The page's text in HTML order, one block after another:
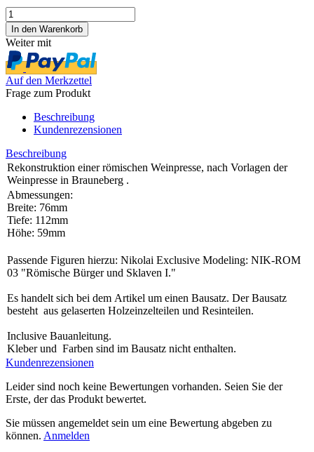
Weiter mit
Auf den Merkzettel
Frage zum Produkt
Beschreibung
Kundenrezensionen
Beschreibung
Rekonstruktion einer römischen Weinpresse, nach Vorlagen der
Weinpresse in Brauneberg .
Abmessungen:
Breite: 76mm
Tiefe: 112mm
Höhe: 59mm
Passende Figuren hierzu: Nikolai Exclusive Modeling: NIK-ROM
03 "Römische Bürger und Sklaven I."
Es handelt sich bei dem Artikel um einen Bausatz. Der Bausatz
besteht aus gelaserten Holzeinzelteilen und Resinteilen.
Inclusive Bauanleitung.
Kleber und Farben sind im Bausatz nicht enthalten.
Kundenrezensionen
Leider sind noch keine Bewertungen vorhanden. Seien Sie der
Erste, der das Produkt bewertet.
Sie müssen angemeldet sein um eine Bewertung abgeben zu
können. Anmelden